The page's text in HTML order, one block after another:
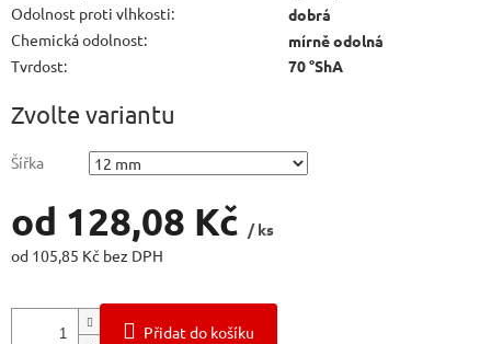
Odolnost proti vlhkosti:
dobrá
Chemická odolnost:
mírně odolná
Tvrdost: 70 °ShA
Zvolte variantu
Šířka
od 128,08 Kč / ks
od 105,85 Kč bez DPH
cena:
Přidat do košíku